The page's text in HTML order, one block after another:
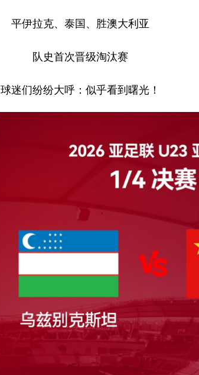
平伊拉克、泰国、胜澳大利亚
队史首次晋级淘汰赛
球迷们纷纷大呼：似乎看到曙光！